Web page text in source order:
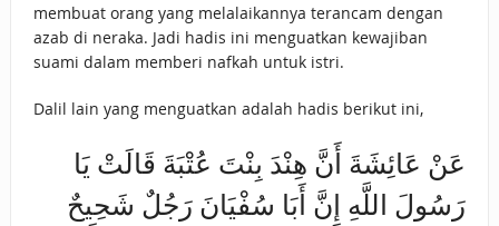
membuat orang yang melalaikannya terancam dengan
azab di neraka. Jadi hadis ini menguatkan kewajiban
suami dalam memberi nafkah untuk istri.
Dalil lain yang menguatkan adalah hadis berikut ini,
عَنْ عَائِشَةَ أَنَّ هِنْدَ بِنْتَ عُتْبَةَ قَالَتْ يَا
رَسُولَ اللَّهِ إِنَّ أَبَا سُفْيَانَ رَجُلٌ شَحِيحٌ